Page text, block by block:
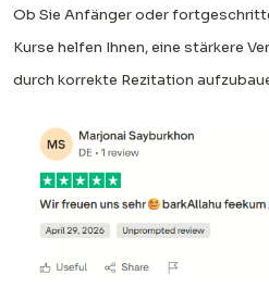
Ob Sie Anfänger oder
Kurse helfen Ihnen, eine stärkere
durch korrekte Rezitation